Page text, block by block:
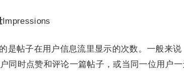
Impressions
是帖子在用户信息流里显示的次数。一般来
同时点赞和评论一篇帖子，或当同一位用户